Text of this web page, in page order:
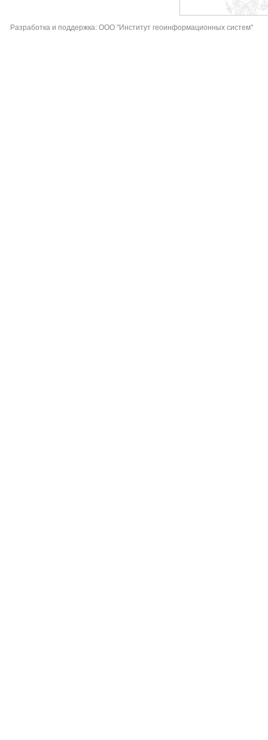
Разработка и поддержка: ООО "Институт геоинформационных систем"